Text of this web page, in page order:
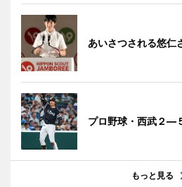
あいさつされる悠仁
プロ野球・西武２―
もっと見る